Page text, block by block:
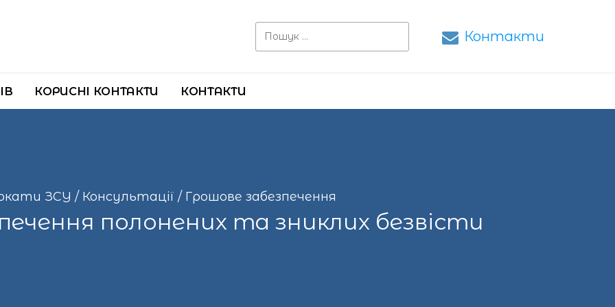
КОРИСНІ КОНТАКТИ КОНТАКТИ
Контакти
полонених та зниклих безвісти
ЗСУ / Консультації / Грошове забезпечення